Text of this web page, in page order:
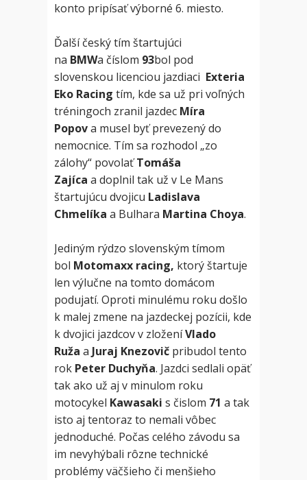
konto pripísať výborné 6. miesto.
Ďalší český tím štartujúci
na BMWa číslom 93bol pod
slovenskou licenciou jazdiaci Exteria
Eko Racing tím, kde sa už pri voľných
tréningoch zranil jazdec Míra
Popova musel byť prevezený do
nemocnice. Tím sa rozhodol „zo
zálohy“ povolaťTomáša
Zajíca a doplnil tak už v Le Mans
štartujúcu dvojicu Ladislava
Chmelíka a Bulhara Martina Choya.
Jediným rýdzo slovenským tímom
bol Motomaxx racing, ktorý štartuje
len výlučne na tomto domácom
podujatí. Oproti minulému roku došlo
k malej zmene na jazdeckej pozícii, kde
k dvojici jazdcov v zloženíVlado
Ruža a Juraj Knezovič pribudol tento
rok Peter Duchyňa. Jazdci sedlali opäť
tak ako už aj v minulom roku
motocykel Kawasaki s čislom 71 a tak
isto aj tentoraz to nemali vôbec
jednoduché. Počas celého závodu sa
im nevyhýbali rôzne technické
problémy väčšieho či menšieho